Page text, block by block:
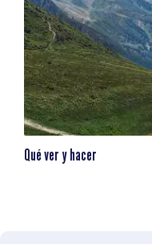
Qué ver y hacer